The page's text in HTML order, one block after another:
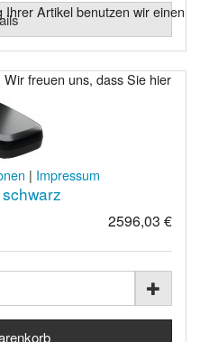
2596,03 €
Artikel benutzen wir einen
freuen uns, dass Sie hier
| Impressum